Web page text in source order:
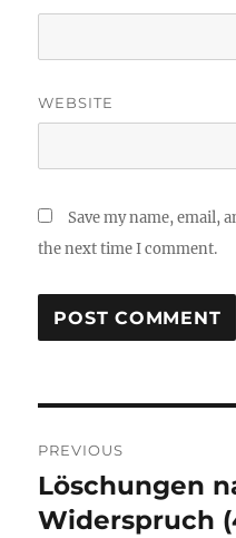
WEBSITE
Save my name, email,
the next time I comment.
navigation
PREVIOUS
Previous
post:
Löschungen
Widerspruch